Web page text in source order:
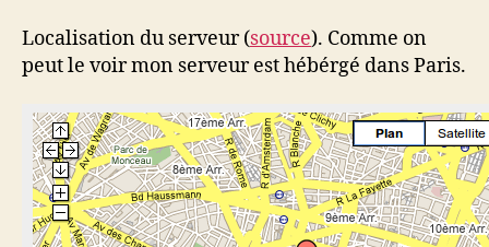
Localisation du serveur (source). Comme on
peut le voir mon serveur est hébérgé dans Paris.